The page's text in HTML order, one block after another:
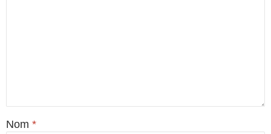
Nom *